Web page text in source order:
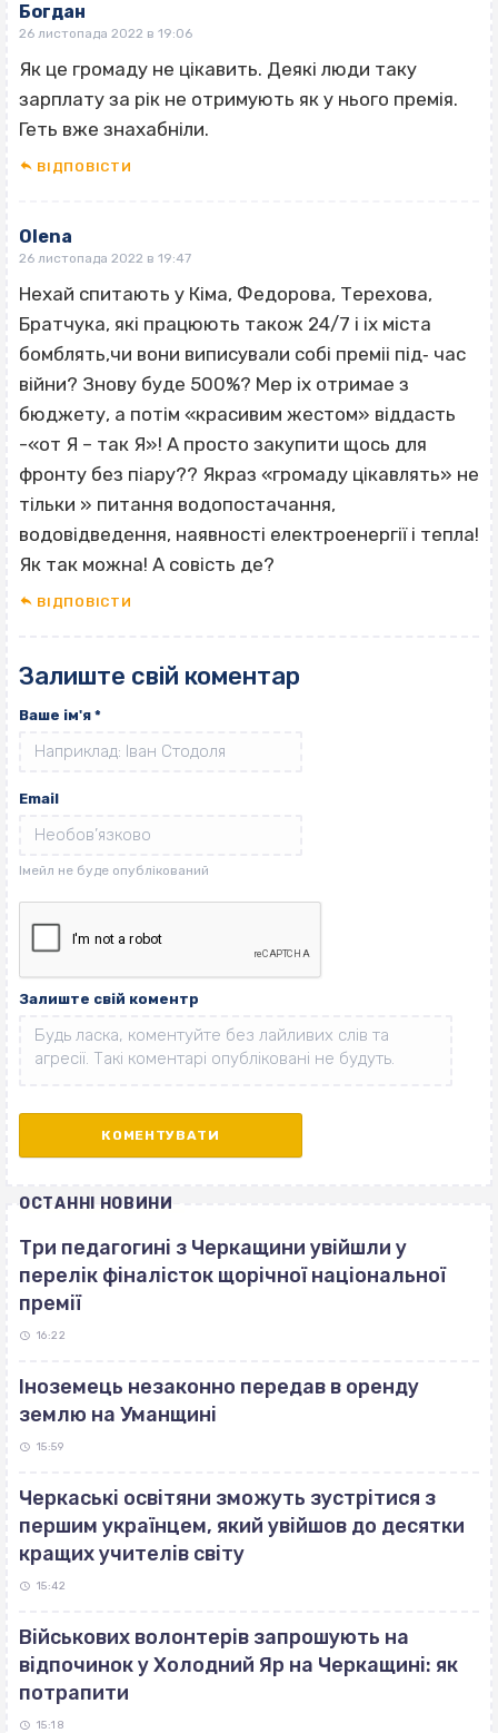
Богдан
26 листопада 2022 в 19:06
Як це громаду не цікавить. Деякі люди таку
зарплату за рік не отримують як у нього премія.
Геть вже знахабніли.
ВІДПОВІCТИ
Olena
26 листопада 2022 в 19:47
Нехай спитають у Кiма, Федорова, Терехова,
Братчука, якi працюють також 24/7 i ix мiста
бомблять,чи вони виписували собi премii пiд‐ час
вiйни? Знову буде 500%? Мер iх отримае з
бюджету, а потiм «красивим жестом» вiддасть
-«от Я – так Я»! А просто закупити щось для
фронту без пiару?? Якраз «громаду цікавлять» не
тiльки » питання водопостачання,
водовідведення, наявності електроенергії i тепла!
Як так можна! А совiсть де?
ВІДПОВІCТИ
Залиште свій коментар
Ваше ім'я *
Email
Залиште свій коментр
ОСТАННІ НОВИНИ
Три педагогині з Черкащини увійшли у
перелік фіналісток щорічної національної
премії
16:22
Іноземець незаконно передав в оренду
землю на Уманщині
15:59
Черкаські освітяни зможуть зустрітися з
першим українцем, який увійшов до десятки
кращих учителів світу
15:42
Військових волонтерів запрошують на
відпочинок у Холодний Яр на Черкащині: як
потрапити
15:18